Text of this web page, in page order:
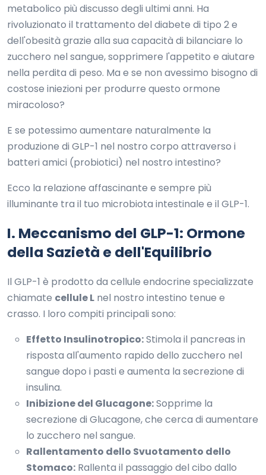
metabolico più discusso degli ultimi anni. Ha
rivoluzionato il trattamento del diabete di tipo 2 e
dell'obesità grazie alla sua capacità di bilanciare lo
zucchero nel sangue, sopprimere l'appetito e aiutare
nella perdita di peso. Ma e se non avessimo bisogno di
costose iniezioni per produrre questo ormone
miracoloso?
E se potessimo aumentare naturalmente la
produzione di GLP-1 nel nostro corpo attraverso i
batteri amici (probiotici) nel nostro intestino?
Ecco la relazione affascinante e sempre più
illuminante tra il tuo microbiota intestinale e il GLP-1.
I. Meccanismo del GLP-1: Ormone
della Sazietà e dell'Equilibrio
Il GLP-1 è prodotto da cellule endocrine specializzate
chiamate cellule L nel nostro intestino tenue e
crasso. I loro compiti principali sono:
Effetto Insulinotropico:Stimola il pancreas in
risposta all'aumento rapido dello zucchero nel
sangue dopo i pasti e aumenta la secrezione di
insulina.
Inibizione del Glucagone:Sopprime la
secrezione di Glucagone, che cerca di aumentare
lo zucchero nel sangue.
Rallentamento dello Svuotamento dello
Stomaco: Rallenta il passaggio del cibo dallo